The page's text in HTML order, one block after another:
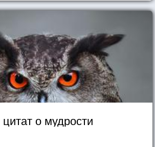
цитат о мудрости